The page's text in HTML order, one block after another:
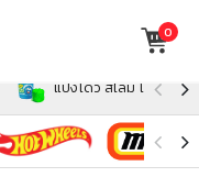
0
แป้งโดว์ สไลม์ โฟม สำห